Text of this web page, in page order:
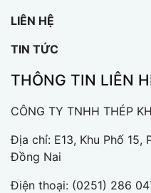
LIÊN HỆ
TIN TỨC
THÔNG TIN LIÊN
CÔNG TY TNHH THÉP
Địa chỉ: E13, Khu Phố 15,
Đồng Nai
Điện thoại: (0251) 286